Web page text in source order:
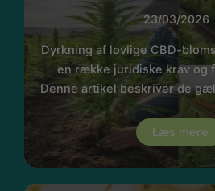
23/03/2026
Dyrkning af lovlige CBD-
en række juridiske krav og
Denne artikel beskriver de
Læs mere